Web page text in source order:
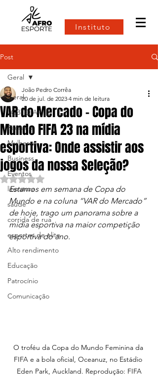
Instituto
Post
Geral
LGBTQIA+
Racismo
Mulheres
Business
Eventos
literatura
saúde
corrida de rua
esportes de elite
Alto rendimento
Educação
Patrocínio
Comunicação
Geral
VAR do Mercado - Copa do
Mundo FIFA 23 na mídia
esportiva: Onde assistir aos
jogos da nossa Seleção?
João Pedro Corrêa
20 de jul. de 2023 4 min de leitura
Avaliado com NaN de 5 estrelas.
Estamos em semana de Copa do
Mundo e na coluna “VAR do Mercado”
de hoje, trago um panorama sobre a
mídia esportiva na maior competição
esportiva do ano.
O troféu da Copa do Mundo Feminina da
FIFA e a bola oficial, Oceanuz, no Estádio
Eden Park, Auckland. Reprodução: FIFA